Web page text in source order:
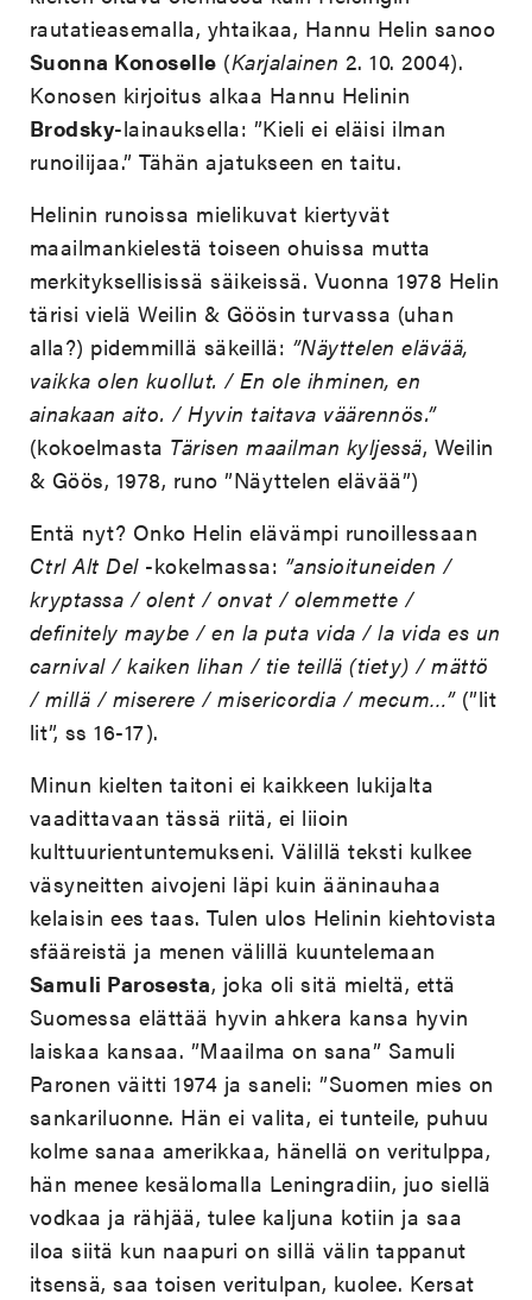
rautatieasemalla, yhtaikaa, Hannu Helin sanoo
Suonna Konoselle (Karjalainen 2. 10. 2004).
Konosen kirjoitus alkaa Hannu Helinin
Brodsky-lainauksella: ”Kieli ei eläisi ilman
runoilijaa.” Tähän ajatukseen en taitu.
Helinin runoissa mielikuvat kiertyvät
maailmankielestä toiseen ohuissa mutta
merkityksellisissä säikeissä. Vuonna 1978 Helin
tärisi vielä Weilin & Göösin turvassa (uhan
alla?) pidemmillä säkeillä: ”Näyttelen elävää,
vaikka olen kuollut. / En ole ihminen, en
ainakaan aito. / Hyvin taitava väärennös.”
(kokoelmasta Tärisen maailman kyljessä, Weilin
& Göös, 1978, runo ”Näyttelen elävää”)
Entä nyt? Onko Helin elävämpi runoillessaan
Ctrl Alt Del-kokelmassa: ”ansioituneiden /
kryptassa / olent / onvat / olemmette /
definitely maybe / en la puta vida / la vida es un
carnival / kaiken lihan / tie teillä (tiety) / mättö
/ millä / miserere / misericordia / mecum…”(”lit
lit”, ss 16-17).
Minun kielten taitoni ei kaikkeen lukijalta
vaadittavaan tässä riitä, ei liioin
kulttuurientuntemukseni. Välillä teksti kulkee
väsyneitten aivojeni läpi kuin ääninauhaa
kelaisin ees taas. Tulen ulos Helinin kiehtovista
sfääreistä ja menen välillä kuuntelemaan
Samuli Parosesta, joka oli sitä mieltä, että
Suomessa elättää hyvin ahkera kansa hyvin
laiskaa kansaa. ”Maailma on sana” Samuli
Paronen väitti 1974 ja saneli: ”Suomen mies on
sankariluonne. Hän ei valita, ei tunteile, puhuu
kolme sanaa amerikkaa, hänellä on veritulppa,
hän menee kesälomalla Leningradiin, juo siellä
vodkaa ja rähjää, tulee kaljuna kotiin ja saa
iloa siitä kun naapuri on sillä välin tappanut
itsensä, saa toisen veritulpan, kuolee. Kersat